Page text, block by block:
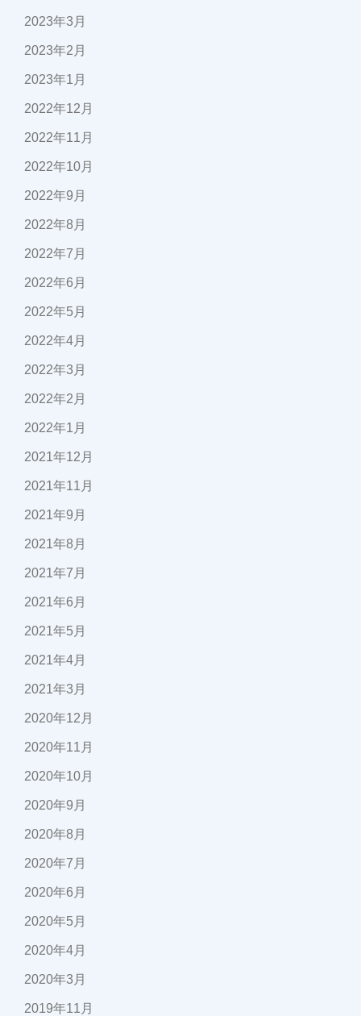
2023年3月
2023年2月
2023年1月
2022年12月
2022年11月
2022年10月
2022年9月
2022年8月
2022年7月
2022年6月
2022年5月
2022年4月
2022年3月
2022年2月
2022年1月
2021年12月
2021年11月
2021年9月
2021年8月
2021年7月
2021年6月
2021年5月
2021年4月
2021年3月
2020年12月
2020年11月
2020年10月
2020年9月
2020年8月
2020年7月
2020年6月
2020年5月
2020年4月
2020年3月
2019年11月